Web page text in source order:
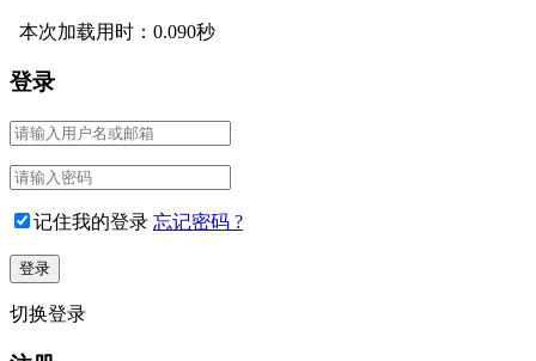
本次加载用时：0.090秒
登录
记住我的登录 忘记密码 ?
切换登录